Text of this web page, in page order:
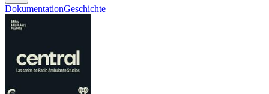
DokumentationGeschichte